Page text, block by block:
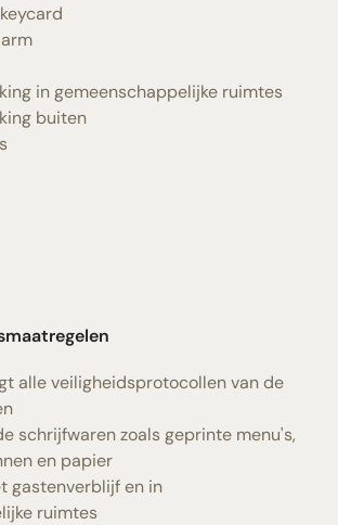
in gemeenschappelijke ruimtes
buiten
alle veiligheidsprotocollen van de
schrijfwaren zoals geprinte menu's,
en papier
gastenverblijf en in
ruimtes